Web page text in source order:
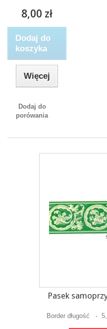
8,00 zł
Dodaj do
koszyka
Więcej
Dodaj do
porówania
Pasek
Border długość -